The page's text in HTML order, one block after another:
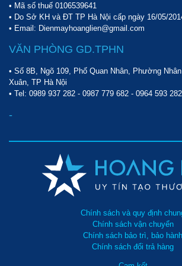
• Mã số thuế 0106539641
• Do Sở KH và ĐT TP Hà Nội cấp ngày 16/05/
• Email: Dienmayhoanglien@gmail.com
VĂN PHÒNG GD.TPHN
• Số 8B, Ngõ 109, Phố Quan Nhân, Phường
Xuân, TP Hà Nội
• Tel: 0989 937 282 - 0987 779 682 - 0964 593 282
-
Chính sách và quy định
Chính sách vận chuyển
Chính sách bảo trì, bảo hành
Chính sách đổi trả hàng